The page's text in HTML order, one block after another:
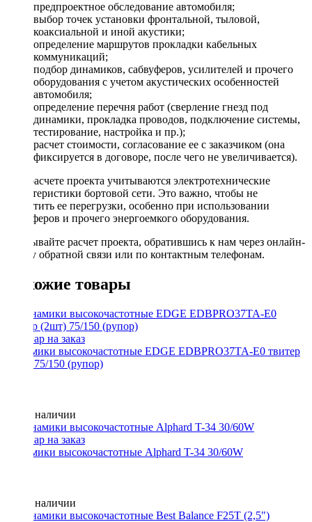
предпроектное обследование автомобиля;
выбор точек установки фронтальной, тыловой,
коаксиальной и иной акустики;
определение маршрутов прокладки кабельных
коммуникаций;
подбор динамиков, сабвуферов, усилителей и прочего
оборудования с учетом акустических особенностей
автомобиля;
определение перечня работ (сверление гнезд под
динамики, прокладка проводов, подключение системы,
тестирование, настройка и пр.);
расчет стоимости, согласование ее с заказчиком (она
фиксируется в договоре, после чего не увеличивается).
При расчете проекта учитываются электротехнические
характеристики бортовой сети. Это важно, чтобы не
допустить ее перегрузки, особенно при использовании
сабвуферов и прочего энергоемкого оборудования.
Заказывайте расчет проекта, обратившись к нам через онлайн-
форму обратной связи или по контактным телефонам.
Похожие товары
Динамики высокочастотные EDGE EDBPRO37TA-E0 твитер
(2шт) 75/150 (рупор)
Нет в наличии
Динамики высокочастотные Alphard T-34 30/60W
Нет в наличии